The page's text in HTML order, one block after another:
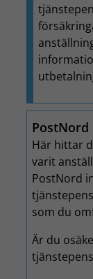
PostNord
Här hittar
varit
PostNord
som du
Är du